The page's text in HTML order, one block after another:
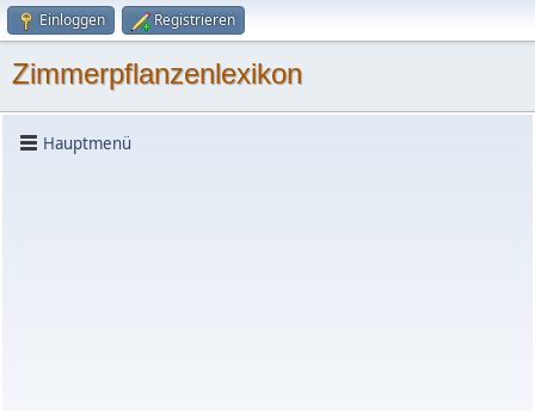
Einloggen Registrieren
Zimmerpflanzenlexikon
Hauptmenü